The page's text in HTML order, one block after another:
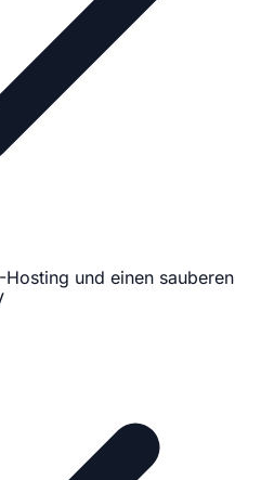
und einen sauberen